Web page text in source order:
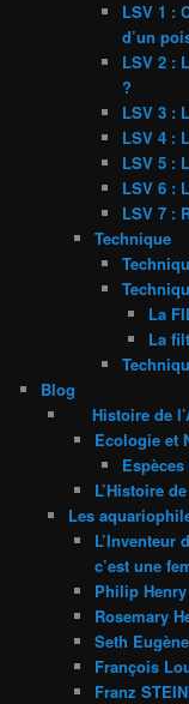
LSV 1 :
d’un
LSV 2 :
?
LSV 3 :
LSV 4 :
LSV 5 :
LSV 6 :
LSV 7 :
Technique
La
La
Blog
Histoire de
Ecologie et
L’Histoire
Les
L’Inventeur
c’est une
Philip Henry
Rosemary
Seth
François
Franz